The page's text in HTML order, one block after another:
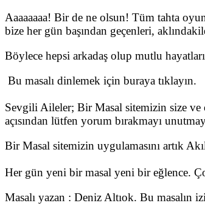
Aaaaaaaa! Bir de ne olsun! Tüm tahta
bize her gün başından geçenleri,
Böylece hepsi arkadaş olup mutlu
Bu masalı dinlemek için buraya tıklayın.
Sevgili Aileler; Bir Masal sitemizin size
açısından lütfen yorum bırakmayı
Bir Masal sitemizin uygulamasını artık
Her gün yeni bir masal yeni bir eğlence.
Masalı yazan : Deniz Altıok. Bu masalın